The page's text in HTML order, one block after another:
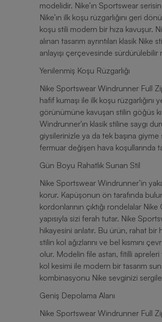
modelidir. Nike’ın Sportswear
Nike’ın ilk koşu rüzgarlığını geri
koşu stili modern bir hıza kavuşur.
alınan tasarım ayrıntıları klasik
anlayışı çerçevesinde
Yenilenmiş Koşu Rüzgarlığı
Nike Sportswear Windrunner Full
hafif kumaşı ile ilk koşu
görünümüne kavuşan stilin göğüs
Windrunner'ın klasik stiline saygı
giysilerinizle ya da tek başına
fermuar değişen hava koşullarında
Gün Boyu Rahatlık Sunan Stil
Nike Sportswear Windrunner’in
korur. Kapüşonun ön tarafında
kordonlarının çıktığı rondelalar
yapısıyla sizi ferah tutar. Nike
hikayesini anlatır. Bu ürün, rahat
stilin kol ağızlarını ve bel kısmını
olur. Modelin file astarı, fitilli
kol kesimi ile modern bir tasarım
kombinasyonu Nike sevginizi
Geniş Depolama Alanı
Nike Sportswear Windrunner Full